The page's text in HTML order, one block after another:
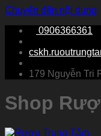
Chuyển đến nội dung
0906366361
179 Nguyễn Tri
Shop